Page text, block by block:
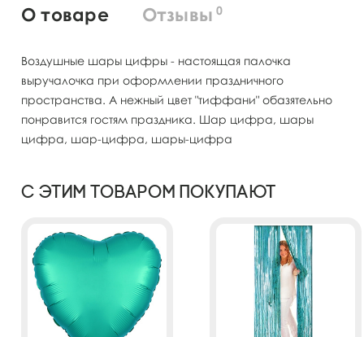
О товаре Отзывы 0
Воздушные шары цифры - настоящая палочка
выручалочка при оформлении праздничного
пространства. А нежный цвет "тиффани" обазятельно
понравится гостям праздника. Шар цифра, шары
цифра, шар-цифра, шары-цифра
С этим товаром покупают